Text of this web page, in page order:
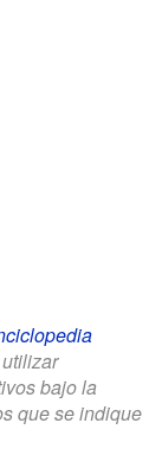
bajo la
que se indique